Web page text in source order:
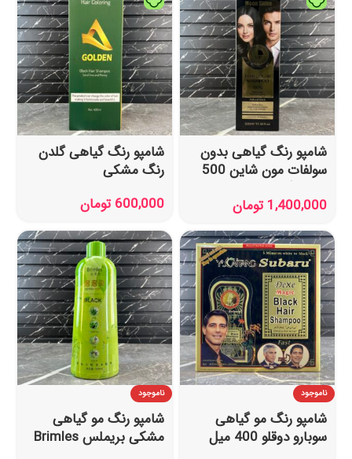
شامپو رنگ گیاهی بدون
سولفات مون شاین 500
1,400,000 تومان
شامپو رنگ گیاهی گلدن
رنگ مشکی
600,000 تومان
ناموجود
شامپو رنگ مو گیاهی
سوبارو دوقلو 400 میل
ناموجود
شامپو رنگ مو گیاهی
مشکی بریملس Brimles